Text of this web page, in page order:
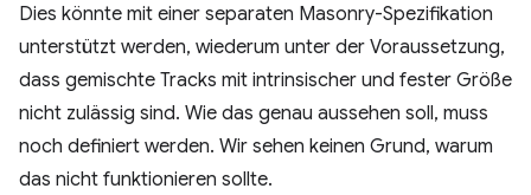
Dies könnte mit einer separaten Masonry-Spezifikation
unterstützt werden, wiederum unter der Voraussetzung,
dass gemischte Tracks mit intrinsischer und fester Größe
nicht zulässig sind. Wie das genau aussehen soll, muss
noch definiert werden. Wir sehen keinen Grund, warum
das nicht funktionieren sollte.